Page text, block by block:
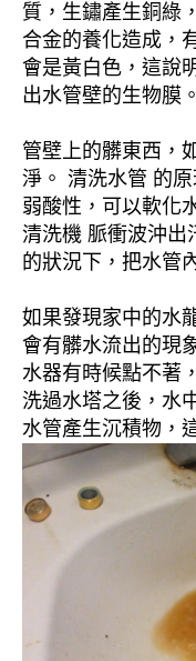
質，生鏽產生銅綠
合金的養化造成，
會是黃白色，這說
出水管壁的生物膜。
管壁上的髒東西，
淨。 清洗水管 的
弱酸性，可以軟化
清洗機 脈衝波沖出
的狀況下，把水管
如果發現家中的水
會有髒水流出的現
水器有時候點不著
洗過水塔之後，水
水管產生沉積物，